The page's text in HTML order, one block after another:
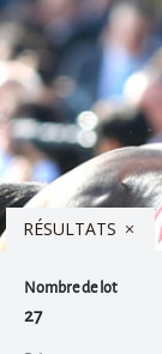
RÉSULTATS
Nombre de lot
27